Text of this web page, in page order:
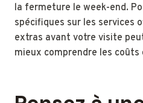
la fermeture le week-end.
spécifiques sur les services
extras avant votre visite
mieux comprendre les coûts